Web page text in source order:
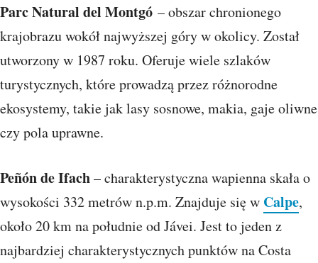
Parc Natural del Montgó – obszar chronionego
krajobrazu wokół najwyższej góry w okolicy. Został
utworzony w 1987 roku. Oferuje wiele szlaków
turystycznych, które prowadzą przez różnorodne
ekosystemy, takie jak lasy sosnowe, makia, gaje oliwne
czy pola uprawne.
Peñón de Ifach– charakterystyczna wapienna skała o
wysokości 332 metrów n.p.m. Znajduje się w Calpe,
około 20 km na południe od Jávei. Jest to jeden z
najbardziej charakterystycznych punktów na Costa